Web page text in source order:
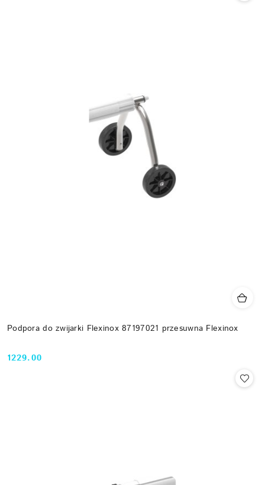
Podpora do zwijarki Flexinox 87197021 przesuwna Flexinox
Cena:
1229.00